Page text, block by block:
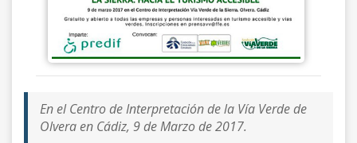
En el Centro de Interpretación de la Vía Verde de
Olvera en Cádiz, 9 de Marzo de 2017.